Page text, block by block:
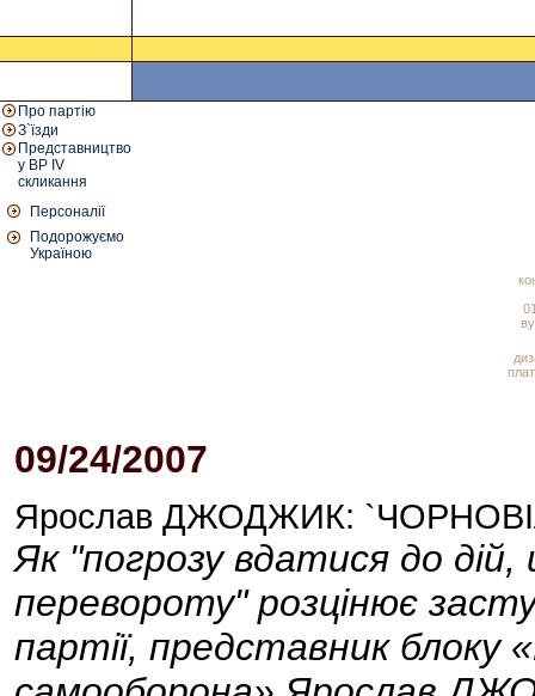
Про партію
З`їзди
Представництво
у ВР IV
скликання
Персоналії
Подорожуємо
Україною
09/24/2007
Ярослав ДЖОДЖИК: `ЧОРНОВІЛ
Як "погрозу вдатися до
перевороту" розцінює
партії, представник блоку